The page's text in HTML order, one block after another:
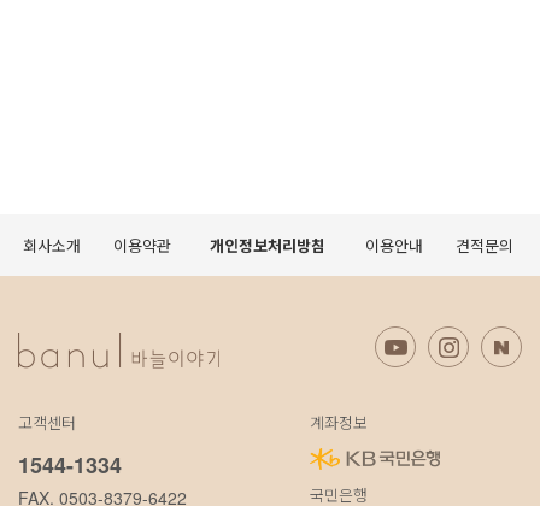
회사소개 이용약관 개인정보처리방침 이용안내 견적문의
고객센터
1544-1334
FAX. 0503-8379-6422
계좌정보
국민은행